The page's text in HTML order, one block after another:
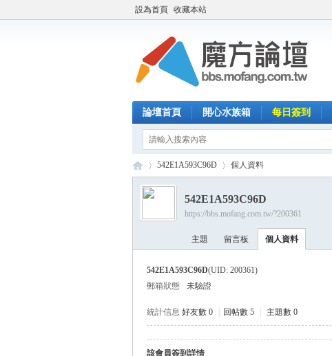
設為首頁 收藏本站
論壇首頁 開心水族箱 每日簽到
›
542E1A593C96D 個人資料
542E1A593C96D
https://bbs.mofang.com.tw/?200361
主題 留言板 個人資料
542E1A593C96D(UID: 200361)
郵箱狀態
未驗證
統計信息 好友數 0 回帖數 5 主題數 0
該會員簽到詳情